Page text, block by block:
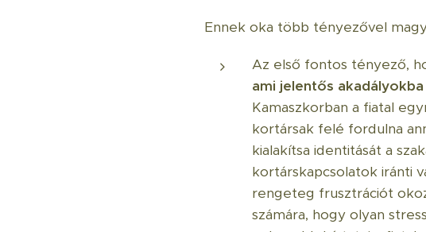
Ennek oka több tényezővel
Az első fontos tényező,
ami jelentős
Kamaszkorban a fiatal
kortársak felé fordulna
kialakítsa identitását a
kortárskapcsolatok iránti
rengeteg frusztrációt
számára, hogy olyan